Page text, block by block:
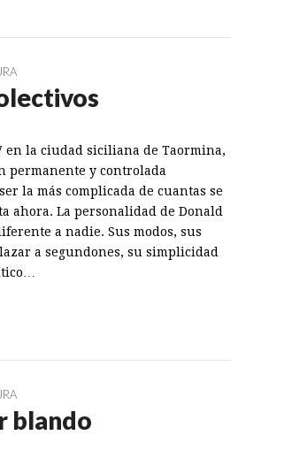
en la ciudad siciliana de Taormina,
permanente y controlada
la más complicada de cuantas se
ahora. La personalidad de Donald
a nadie. Sus modos, sus
a segundones, su simplicidad
blando